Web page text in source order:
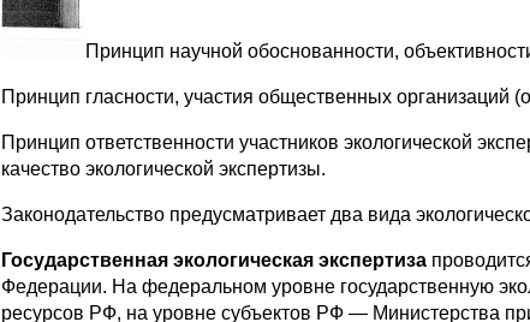
Принцип научной обоснованности,
Принцип гласности, участия общественных организаций
Принцип ответственности участников экологической
качество экологической экспертизы.
Законодательство предусматривает два вида
Государственная экологическая экспертиза
Федера­ции. На федеральном уровне государственную
ресурсов РФ, на уровне субъектов РФ — Министерства